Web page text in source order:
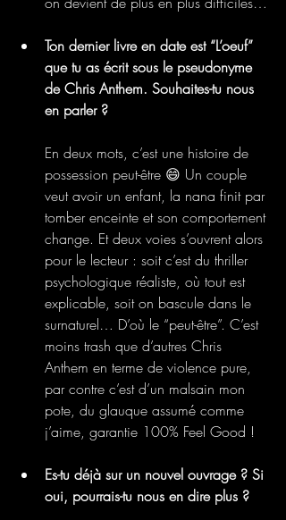
Ton dernier livre en date est “L’oeuf”
que tu as écrit sous le pseudonyme
de Chris Anthem. Souhaites-tu nous
en parler ?
En deux mots, c’est une histoire de
possession peut-être 😄 Un couple
veut avoir un enfant, la nana finit par
tomber enceinte et son comportement
change. Et deux voies s’ouvrent alors
pour le lecteur : soit c’est du thriller
psychologique réaliste, où tout est
explicable, soit on bascule dans le
surnaturel… D’où le “peut-être”. C’est
moins trash que d’autres Chris
Anthem en terme de violence pure,
par contre c’est d’un malsain mon
pote, du glauque assumé comme
j’aime, garantie 100% Feel Good !
Es-tu déjà sur un nouvel ouvrage ? Si
oui, pourrais-tu nous en dire plus ?